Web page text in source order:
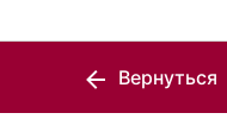
Вернуться